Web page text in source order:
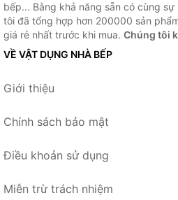
bếp... Bằng khả năng sẵn có cùng
tôi đã tổng hợp hơn 200000 sản
giá rẻ nhất trước khi mua. Chúng tôi
VỀ VẬT DỤNG NHÀ BẾP
Giới thiệu
Chính sách bảo mật
Điều khoản sử dụng
Miễn trừ trách nhiệm